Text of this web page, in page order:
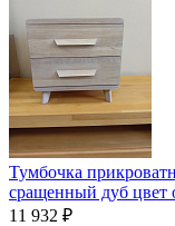
Тумбочка
сращенный дуб цвет
11 932 ₽